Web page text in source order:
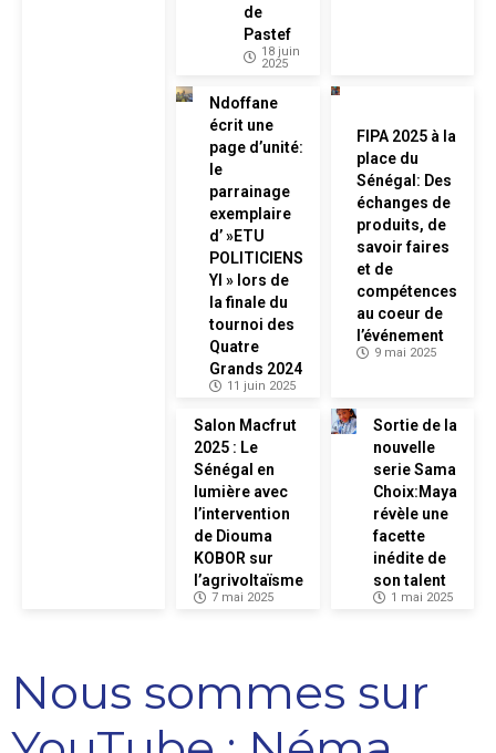
de
Pastef
18 juin
2025
Ndoffane
écrit une
page d’unité:
le
parrainage
exemplaire
d’ »ETU
POLITICIENS
YI » lors de
la finale du
tournoi des
Quatre
Grands 2024
11 juin 2025
FIPA 2025 à la
place du
Sénégal: Des
échanges de
produits, de
savoir faires
et de
compétences
au coeur de
l’événement
9 mai 2025
Salon Macfrut
2025 : Le
Sénégal en
lumière avec
l’intervention
de Diouma
KOBOR sur
l’agrivoltaïsme
7 mai 2025
Sortie de la
nouvelle
serie Sama
Choix:Maya
révèle une
facette
inédite de
son talent
1 mai 2025
Nous sommes sur